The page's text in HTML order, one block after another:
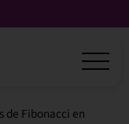
de Fibonacci en